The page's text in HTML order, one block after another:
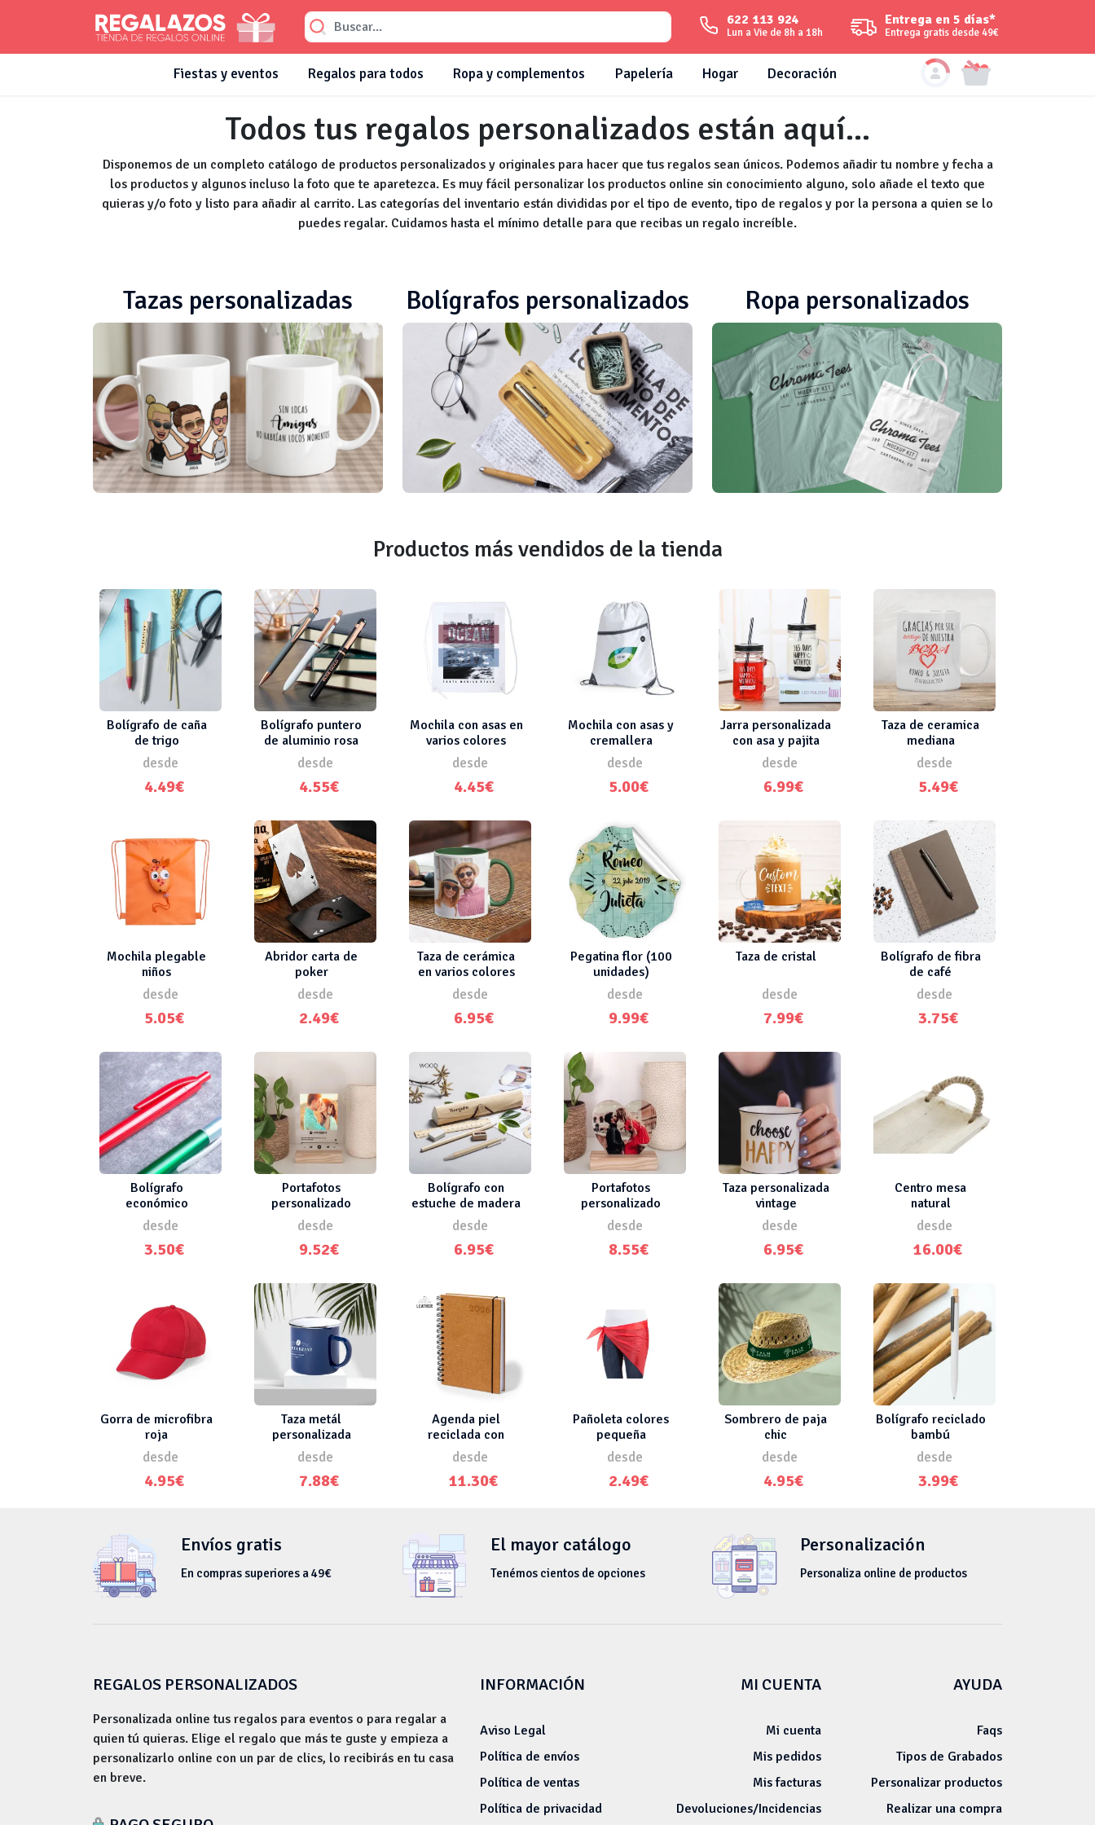
622 113 924
Lun a Vie de 8h a 18h
Entrega en 5 días*
Entrega gratis desde 49€
Fiestas y eventos Regalos para todos Ropa y complementos Papelería Hogar Decoración
Todos tus regalos personalizados están aquí...
Disponemos de un completo catálogo de productos personalizados y originales para hacer que tus regalos sean únicos. Podemos añadir tu nombre y fecha a
los productos y algunos incluso la foto que te aparetezca. Es muy fácil personalizar los productos online sin conocimiento alguno, solo añade el texto que
quieras y/o foto y listo para añadir al carrito. Las categorías del inventario están divididas por el tipo de evento, tipo de regalos y por la persona a quien se lo
puedes regalar. Cuidamos hasta el mínimo detalle para que recibas un regalo increíble.
Tazas personalizadas Bolígrafos personalizados Ropa personalizados
Productos más vendidos de la tienda
Bolígrafo de caña
de trigo
desde
4.49€
Bolígrafo puntero
de aluminio rosa
desde
4.55€
Mochila con asas en
varios colores
desde
4.45€
Mochila con asas y
cremallera
desde
5.00€
Jarra personalizada
con asa y pajita
desde
6.99€
Taza de ceramica
mediana
desde
5.49€
Mochila plegable
niños
desde
5.05€
Abridor carta de
poker
desde
2.49€
Taza de cerámica
en varios colores
desde
6.95€
Pegatina flor (100
unidades)
desde
9.99€
Taza de cristal
desde
7.99€
Bolígrafo de fibra
de café
desde
3.75€
Bolígrafo
económico
personalizado
desde
3.50€
Portafotos
personalizado
madera
desde
9.52€
Bolígrafo con
estuche de madera
desde
6.95€
Portafotos
personalizado
corazón
desde
8.55€
Taza personalizada
vintage
desde
6.95€
Centro mesa
natural
desde
16.00€
Gorra de microfibra
roja
desde
4.95€
Taza metál
personalizada
desde
7.88€
Agenda piel
reciclada con
anillas
desde
11.30€
Pañoleta colores
pequeña
desde
2.49€
Sombrero de paja
chic
desde
4.95€
Bolígrafo reciclado
bambú
desde
3.99€
Envíos gratis
En compras superiores a 49€
El mayor catálogo
Tenémos cientos de opciones
Personalización
Personaliza online de productos
REGALOS PERSONALIZADOS
Personalizada online tus regalos para eventos o para regalar a
quien tú quieras. Elige el regalo que más te guste y empieza a
personalizarlo online con un par de clics, lo recibirás en tu casa
en breve.
INFORMACIÓN
Aviso Legal
Política de envíos
Política de ventas
Política de privacidad
MI CUENTA
Mi cuenta
Mis pedidos
Mis facturas
Devoluciones/Incidencias
AYUDA
Faqs
Tipos de Grabados
Personalizar productos
Realizar una compra